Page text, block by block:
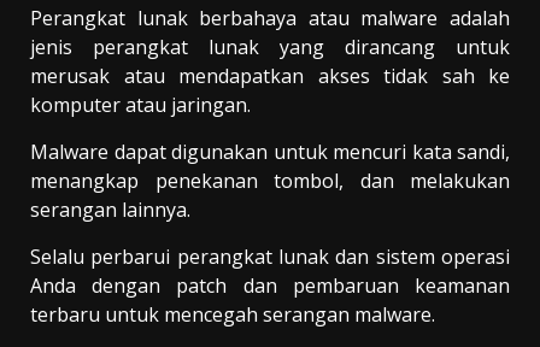
Perangkat lunak berbahaya atau malware adalah
jenis perangkat lunak yang dirancang untuk
merusak atau mendapatkan akses tidak sah ke
komputer atau jaringan.
Malware dapat digunakan untuk mencuri kata sandi,
menangkap penekanan tombol, dan melakukan
serangan lainnya.
Selalu perbarui perangkat lunak dan sistem operasi
Anda dengan patch dan pembaruan keamanan
terbaru untuk mencegah serangan malware.